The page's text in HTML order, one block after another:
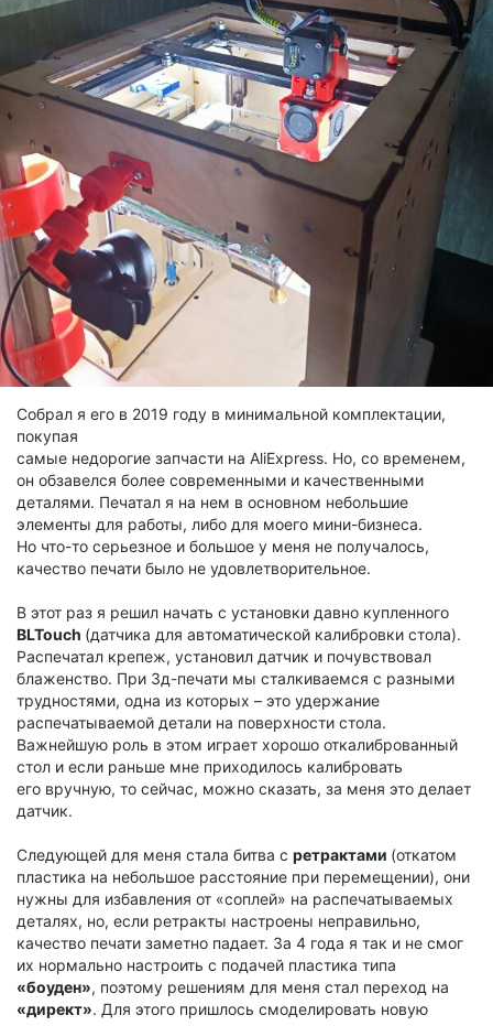
Собрал я его в 2019 году в минимальной комплектации,
покупая
самые недорогие запчасти на AliExpress. Но, со временем,
он обзавелся более современными и качественными
деталями. Печатал я на нем в основном небольшие
элементы для работы, либо для моего мини-бизнеса.
Но что-то серьезное и большое у меня не получалось,
качество печати было не удовлетворительное.
В этот раз я решил начать с установки давно купленного
BLTouch (датчика для автоматической калибровки стола).
Распечатал крепеж, установил датчик и почувствовал
блаженство. При 3д-печати мы сталкиваемся с разными
трудностями, одна из которых – это удержание
распечатываемой детали на поверхности стола.
Важнейшую роль в этом играет хорошо откалиброванный
стол и если раньше мне приходилось калибровать
его вручную, то сейчас, можно сказать, за меня это делает
датчик.
Следующей для меня стала битва с ретрактами (откатом
пластика на небольшое расстояние при перемещении), они
нужны для избавления от «соплей» на распечатываемых
деталях, но, если ретракты настроены неправильно,
качество печати заметно падает. За 4 года я так и не смог
их нормально настроить с подачей пластика типа
«боуден», поэтому решениям для меня стал переход на
«директ». Для этого пришлось смоделировать новую